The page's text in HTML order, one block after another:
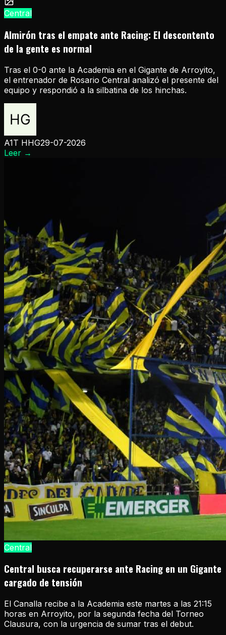
Central
Almirón tras el empate ante Racing: El descontento
de la gente es normal
Tras el 0-0 ante la Academia en el Gigante de Arroyito,
el entrenador de Rosario Central analizó el presente del
equipo y respondió a la silbatina de los hinchas.
A1T HHG29-07-2026
Leer →
Central
Central busca recuperarse ante Racing en un Gigante
cargado de tensión
El Canalla recibe a la Academia este martes a las 21:15
horas en Arroyito, por la segunda fecha del Torneo
Clausura, con la urgencia de sumar tras el debut.